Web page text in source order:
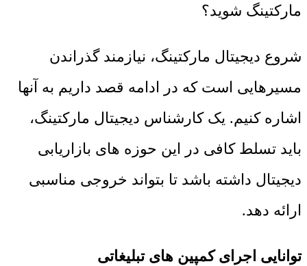
مارکتینگ شوید؟
شروع دیجیتال مارکتینگ، نیازمند گذراندن
مسیرهایی است که در ادامه قصد داریم به آنها
اشاره کنیم. یک کارشناس دیجیتال مارکتینگ،
باید تسلط کافی در این حوزه های بازاریابی
دیجیتال داشته باشد تا بتواند خروجی مناسبی
ارائه دهد.
توانایی اجرای کمپین های تبلیغاتی